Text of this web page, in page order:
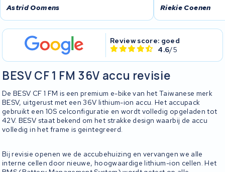
Astrid Oomens
Riekie Coenen
Review score: goed
4.6/5
BESV CF 1 FM 36V accu revisie
De BESV CF 1 FM is een premium e-bike van het Taiwanese merk
BESV, uitgerust met een 36V lithium-ion accu. Het accupack
gebruikt een 10S celconfiguratie en wordt volledig opgeladen tot
42V. BESV staat bekend om het strakke design waarbij de accu
volledig in het frame is geintegreerd.
Bij revisie openen we de accubehuizing en vervangen we alle
interne cellen door nieuwe, hoogwaardige lithium-ion cellen. Het